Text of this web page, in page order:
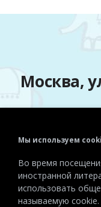
Москва,
Эл. почта:
Мы используем
Во время
иностранной литературы (сервисы
использовать
называемую cookie. Файлы cookie представляют собой